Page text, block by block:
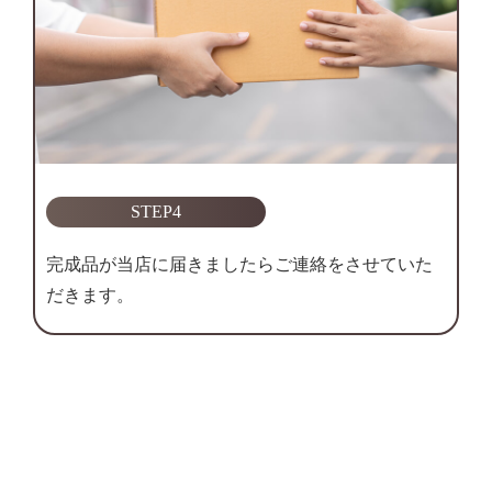
STEP4
完成品が当店に届きましたらご連絡をさせていた
だきます。